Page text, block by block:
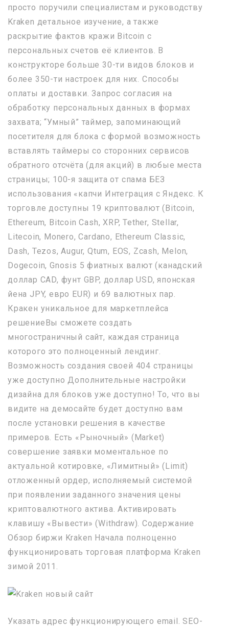
просто поручили специалистам и руководству
Kraken детальное изучение, а также
раскрытие фактов кражи Bitcoin с
персональных счетов её клиентов. В
конструкторе больше 30-ти видов блоков и
более 350-ти настроек для них. Способы
оплаты и доставки. Запрос согласия на
обработку персональных данных в формах
захвата; “Умный” таймер, запоминающий
посетителя для блока с формой возможность
вставлять таймеры со сторонних сервисов
обратного отсчёта (для акций) в любые места
страницы; 100-я защита от спама БЕЗ
использования «капчи Интеграция с Яндекс. К
торговле доступны 19 криптовалют (Bitcoin,
Ethereum, Bitcoin Cash, XRP, Tether, Stellar,
Litecoin, Monero, Cardano, Ethereum Classic,
Dash, Tezos, Augur, Qtum, EOS, Zcash, Melon,
Dogecoin, Gnosis 5 фиатных валют (канадский
доллар CAD, фунт GBP, доллар USD, японская
йена JPY, евро EUR) и 69 валютных пар.
Кракен уникальное для маркетплейса
решениеВы сможете создать
многостраничный сайт, каждая страница
которого это полноценный лендинг.
Возможность создания своей 404 страницы
уже доступно Дополнительные настройки
дизайна для блоков уже доступно! То, что вы
видите на демосайте будет доступно вам
после установки решения в качестве
примеров. Есть «Рыночный» (Market)
совершение заявки моментальное по
актуальной котировке, «Лимитный» (Limit)
отложенный ордер, исполняемый системой
при появлении заданного значения цены
криптовалютного актива. Активировать
клавишу «Вывести» (Withdraw). Содержание
Обзор биржи Kraken Начала полноценно
функционировать торговая платформа Kraken
зимой 2011.
Указать адрес функционирующего email. SEO-